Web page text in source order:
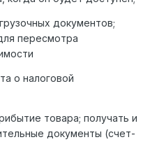
документов;
пересмотра
о налоговой
товара; получать и
документы (счет-